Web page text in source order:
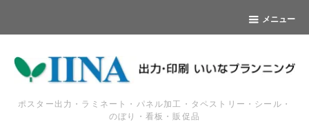
メニュー
ポスター出力・ラミネート・パネル加工・タペストリー・シール・
のぼり・看板・販促品